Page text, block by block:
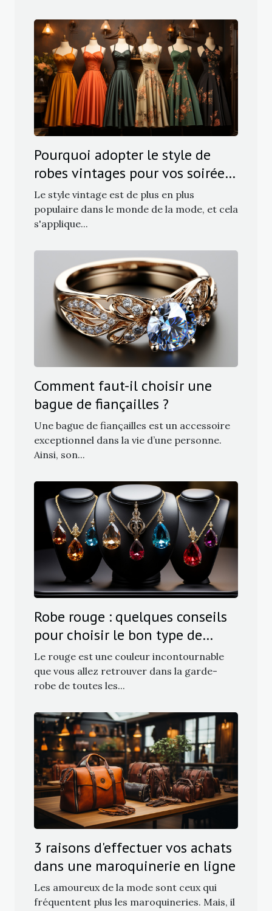
Pourquoi adopter le style de
robes vintages pour vos soirées
?
Le style vintage est de plus en plus
populaire dans le monde de la mode, et cela
s'applique...
Comment faut-il choisir une
bague de fiançailles ?
Une bague de fiançailles est un accessoire
exceptionnel dans la vie d’une personne.
Ainsi, son...
Robe rouge : quelques conseils
pour choisir le bon type de
bijoux
Le rouge est une couleur incontournable
que vous allez retrouver dans la garde-
robe de toutes les...
3 raisons d'effectuer vos achats
dans une maroquinerie en ligne
Les amoureux de la mode sont ceux qui
fréquentent plus les maroquineries. Mais, il